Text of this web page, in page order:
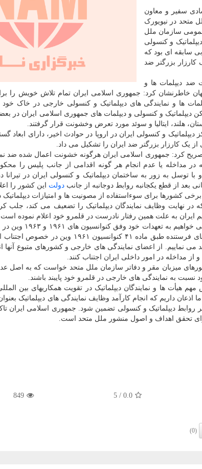
سفیر و معاون
متحد در نیویورک
سازمان ملل
و کنسولی
بی سابقه ای بود که
بزرگتر ضد
دیپلمات ها و
خاطرنشان کرد: جمهوری اسلامی ایران تمام تلاش خویش را
ها و نمایندگی های دیپلماتیک و کنسولی خارجی در خاک
دیپلماتیک و کنسولی و دیپلمات های جمهوری اسلامی ایران در
هلند، ایتالیا و سوئد مورد تعرض وخشونت قرار گرفتند.
و کنسولی ایران در اروپا در حوادث اخیر، دارای ابعاد
یک کارزار بزرگتر ضد ایران را تشکیل می داد.
کرد: جمهوری اسلامی ایران هرگونه خشونت اعمال شده ضد
در مداخله یا عدم انجام هر گونه اقدامی از جانب پلیس را
دولت این کشور را
برخی کشورها برای سوءاستفاده از مصونیت ها و امتیازات
در نهایت وظایف نمایندگان دیپلماتیک را تضعیف می کند، جلب
به علت همین رفتار نادرست در قلمرو خود اعلام نموده
وی اظهار نمود: از کشورهای
کنسولی عمل کنند و در این راستا، ما بر تعهد کشورهای فرستنده طبق
می نماییم. از اعضای نمایندگی های خارجی و کشورهای متبوع آنها
از مداخله در امور داخلی ایران اجتناب کنند.
میزبان مقر و دفاتر سازمان ملل متحد خواست که به اصل
به نمایندگی های خارجی در قلمرو خود پایبند باشند.
هیأت ها و نمایندگان دیپلماتیک در تقویت همکاریهای بین
داریم که انجام کارآمد وظایف نمایندگی های دیپلماتیک بعنوان
روابط دیپلماتیک و کنسولی تضمین شود. جمهوری اسلامی ایران
تحقق اهداف و اصول منشور ملل متحد است.
0.0
/
5
849
(0)